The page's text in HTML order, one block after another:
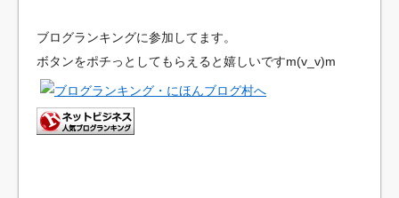
ブログランキングに参加してます。
ボタンをポチっとしてもらえると嬉しいですm(v_v)m